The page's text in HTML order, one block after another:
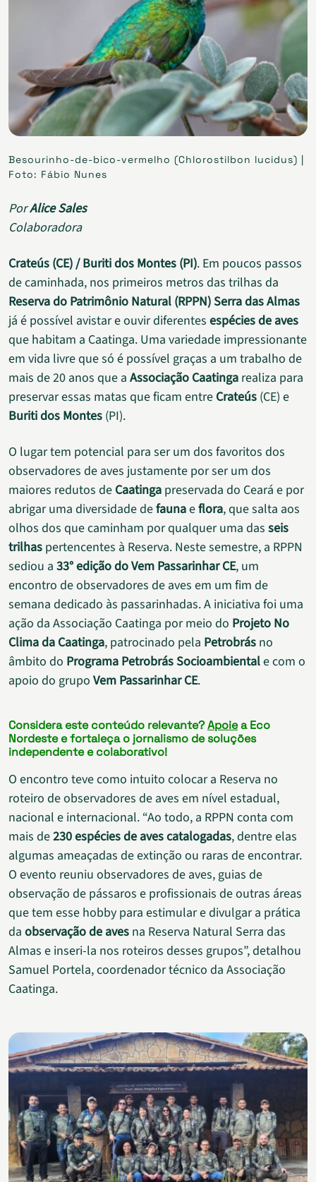
Besourinho-de-bico-vermelho (Chlorostilbon lucidus) |
Foto: Fábio Nunes
PorAlice Sales
Colaboradora
Crateús (CE) / Buriti dos Montes (PI). Em poucos passos
de caminhada, nos primeiros metros das trilhas da
Reserva do Patrimônio Natural (RPPN) Serra das Almas
já é possível avistar e ouvir diferentes espécies de aves
que habitam a Caatinga. Uma variedade impressionante
em vida livre que só é possível graças a um trabalho de
mais de 20 anos que a Associação Caatinga realiza para
preservar essas matas que ficam entre Crateús (CE) e
Buriti dos Montes (PI).
O lugar tem potencial para ser um dos favoritos dos
observadores de aves justamente por ser um dos
maiores redutos de Caatinga preservada do Ceará e por
abrigar uma diversidade defaunaeflora, que salta aos
olhos dos que caminham por qualquer uma das seis
trilhas pertencentes à Reserva. Neste semestre, a RPPN
sediou a 33° edição do Vem Passarinhar CE, um
encontro de observadores de aves em um fim de
semana dedicado às passarinhadas. A iniciativa foi uma
ação da Associação Caatinga por meio do Projeto No
Clima da Caatinga, patrocinado pela Petrobrás no
âmbito do Programa Petrobrás Socioambientale com o
apoio do grupo Vem Passarinhar CE.
Considera este conteúdo relevante?Apoiea Eco
Nordeste e fortaleça o jornalismo de soluções
independente e colaborativo!
O encontro teve como intuito colocar a Reserva no
roteiro de observadores de aves em nível estadual,
nacional e internacional. “Ao todo, a RPPN conta com
mais de230 espécies de aves catalogadas, dentre elas
algumas ameaçadas de extinção ou raras de encontrar.
O evento reuniu observadores de aves, guias de
observação de pássaros e profissionais de outras áreas
que tem esse hobby para estimular e divulgar a prática
da observação de aves na Reserva Natural Serra das
Almas e inseri-la nos roteiros desses grupos”, detalhou
Samuel Portela, coordenador técnico da Associação
Caatinga.